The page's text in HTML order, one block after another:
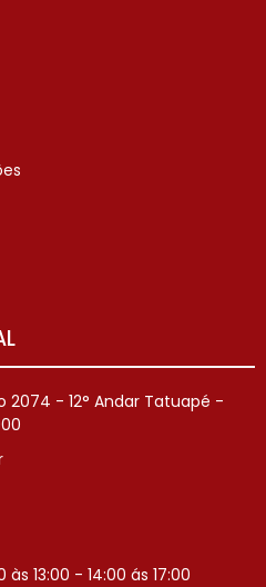
2074 - 12° Andar Tatuapé -
13:00 - 14:00 ás 17:00